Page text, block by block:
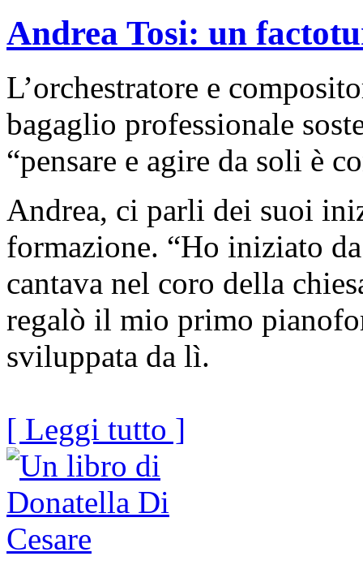
Andrea Tosi: un
L’orchestratore e
bagaglio professionale
“pensare e agire da soli è
Andrea, ci parli dei suoi
formazione. “Ho iniziato
cantava nel coro della
regalò il mio primo
sviluppata da lì.
[ Leggi tutto ]